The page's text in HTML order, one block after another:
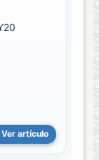
Ver artículo